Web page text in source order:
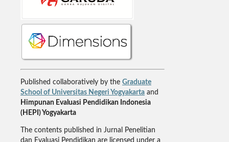
Published collaboratively by the Graduate
School of Universitas Negeri Yogyakartaand
Himpunan Evaluasi Pendidikan Indonesia
(HEPI) Yogyakarta
The contents published in Jurnal Penelitian
dan Evaluasi Pendidikan are licensed under a